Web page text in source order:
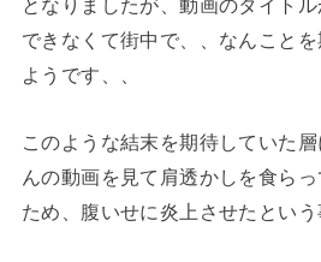
となりましたが、動画のタイト
できなくて街中で、、なんこと
ようです、、
このような結末を期待していた
んの動画を見て肩透かしを食ら
ため、腹いせに炎上させたという